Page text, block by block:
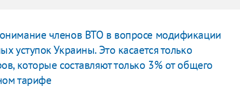
членов ВТО в вопросе модификации
уступок Украины. Это касается только
которые составляют только 3% от общего
тарифе